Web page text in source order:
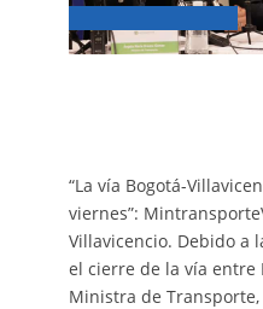
“La vía Bogotá-
viernes”:
Villavicencio. Debido a
el cierre de la vía entre
Ministra de